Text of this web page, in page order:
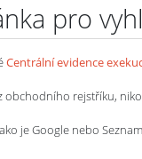
pro
Centrální evidence
obchodního rejstříku,
je Google nebo